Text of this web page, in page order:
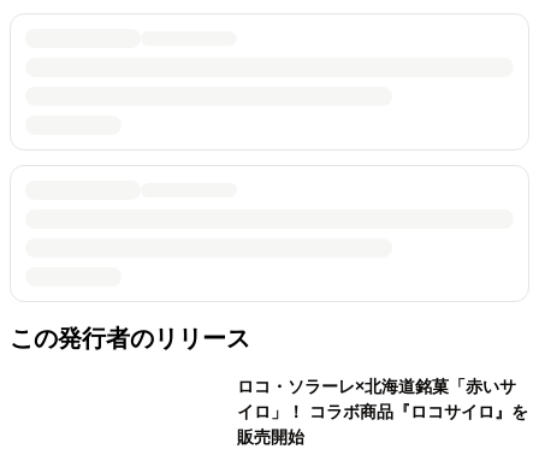
この発行者のリリース
ロコ・ソラーレ×北海道銘菓「赤いサ
イロ」！ コラボ商品『ロコサイロ』を
販売開始